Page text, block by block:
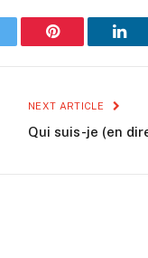
Pinterest
NEXT ARTICLE
Qui suis-je (en